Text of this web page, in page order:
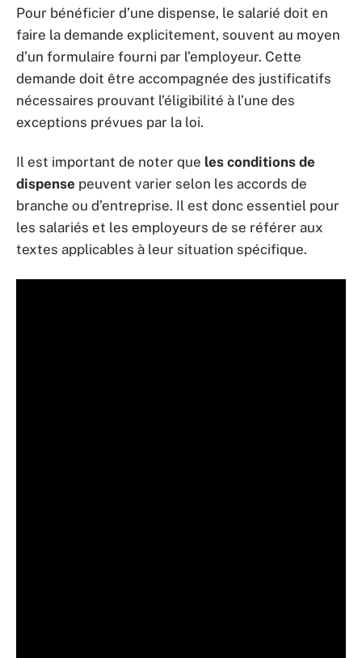
Pour bénéficier d’une dispense, le salarié doit en
faire la demande explicitement, souvent au moyen
d’un formulaire fourni par l’employeur. Cette
demande doit être accompagnée des justificatifs
nécessaires prouvant l’éligibilité à l’une des
exceptions prévues par la loi.
Il est important de noter que les conditions de
dispense peuvent varier selon les accords de
branche ou d’entreprise. Il est donc essentiel pour
les salariés et les employeurs de se référer aux
textes applicables à leur situation spécifique.